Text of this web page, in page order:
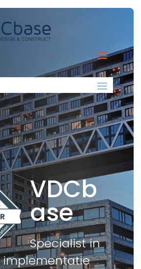
VDCb
ase
Specialist in
implementatie